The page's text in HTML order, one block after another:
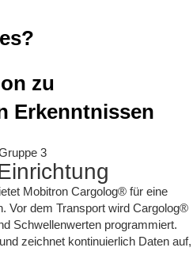
zu
Erkenntnissen
Mobitron Cargolog® für eine
Vor dem Transport wird Cargolog®
Schwellenwerten programmiert.
zeichnet kontinuierlich Daten auf,